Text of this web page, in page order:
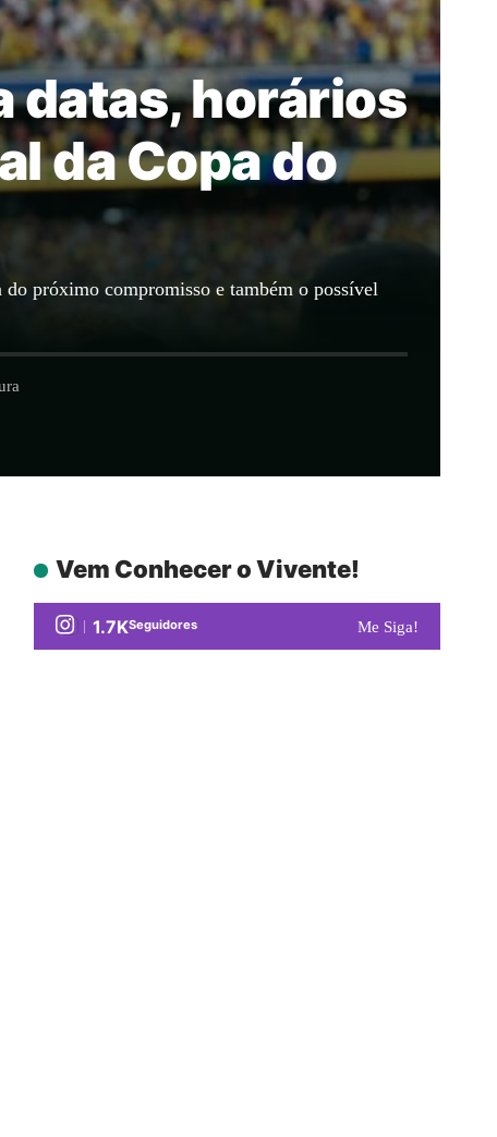
datas, horários
da Copa do
próximo compromisso e também o possível
Vem Conhecer o Vivente!
1.7KSeguidores Me Siga!